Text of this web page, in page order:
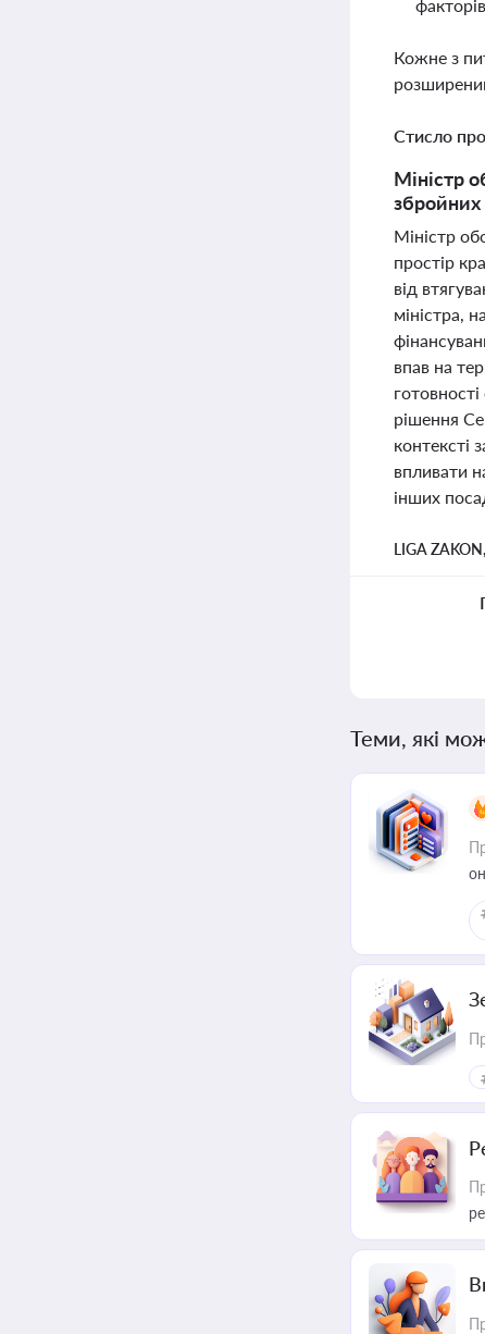
Кожне з
Стисло
Міністр
Міністр
простір
від
міністра,
впав на
рішення
контексті
впливати
інших
LIGA ZAKON,
Теми, які